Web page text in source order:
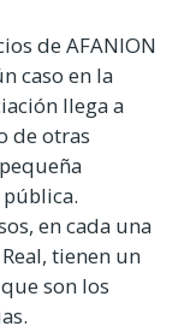
de AFANION
caso en la
llega a
de otras
en cada una
tienen un
son los